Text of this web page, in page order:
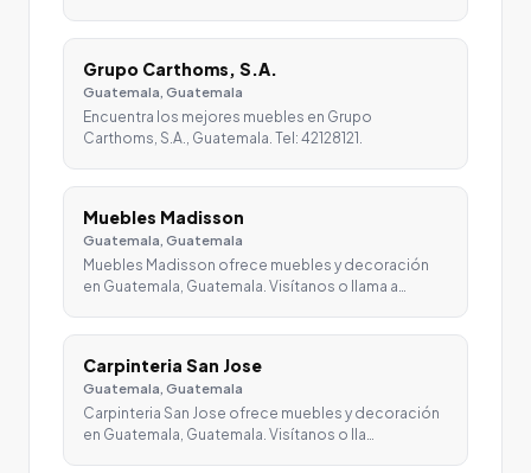
Grupo Carthoms, S.A.
Guatemala, Guatemala
Encuentra los mejores muebles en Grupo
Carthoms, S.A., Guatemala. Tel: 42128121.
Muebles Madisson
Guatemala, Guatemala
Muebles Madisson ofrece muebles y decoración
en Guatemala, Guatemala. Visítanos o llama a…
Carpinteria San Jose
Guatemala, Guatemala
Carpinteria San Jose ofrece muebles y decoración
en Guatemala, Guatemala. Visítanos o lla…